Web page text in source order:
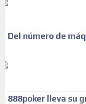
Del número de
888poker lleva su